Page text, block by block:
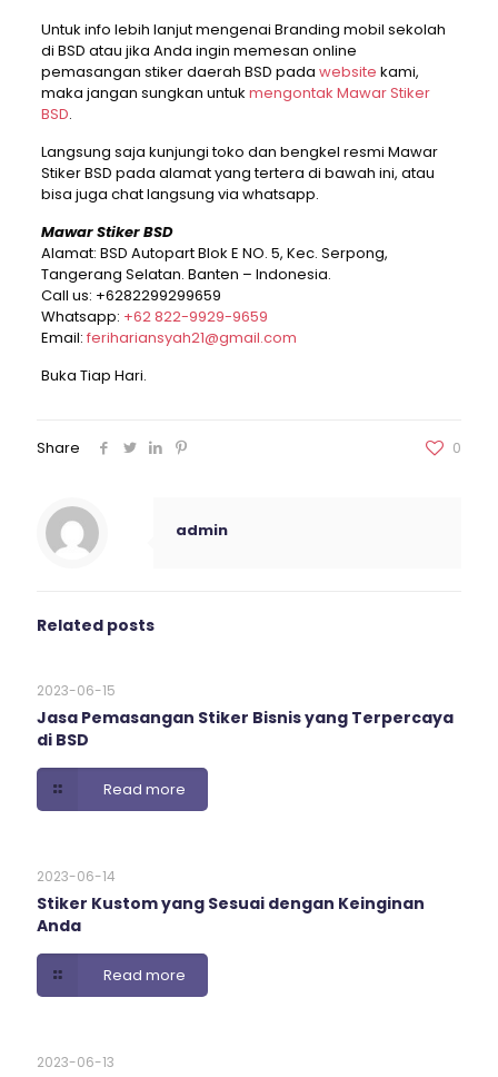
Untuk info lebih lanjut mengenai Branding mobil sekolah
di BSD atau jika Anda ingin memesan online
pemasangan stiker daerah BSD pada website kami,
maka jangan sungkan untuk mengontak Mawar Stiker
BSD.
Langsung saja kunjungi toko dan bengkel resmi Mawar
Stiker BSD pada alamat yang tertera di bawah ini, atau
bisa juga chat langsung via whatsapp.
Mawar Stiker BSD
Alamat: BSD Autopart Blok E NO. 5, Kec. Serpong,
Tangerang Selatan. Banten – Indonesia.
Call us: +6282299299659
Whatsapp: +62 822-9929-9659
Email: ferihariansyah21@gmail.com
Buka Tiap Hari.
Share 0
admin
Related posts
2023-06-15
Jasa Pemasangan Stiker Bisnis yang Terpercaya
di BSD
Read more
2023-06-14
Stiker Kustom yang Sesuai dengan Keinginan
Anda
Read more
2023-06-13